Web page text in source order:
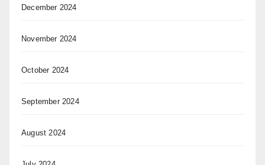
December 2024
November 2024
October 2024
September 2024
August 2024